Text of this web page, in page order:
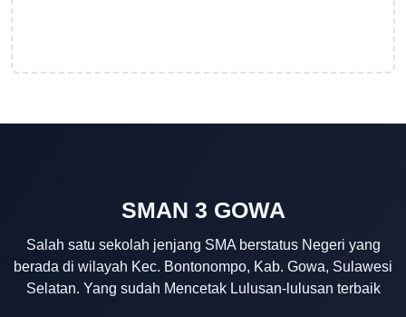
SMAN 3 GOWA
Salah satu sekolah jenjang SMA berstatus Negeri yang
berada di wilayah Kec. Bontonompo, Kab. Gowa, Sulawesi
Selatan. Yang sudah Mencetak Lulusan-lulusan terbaik